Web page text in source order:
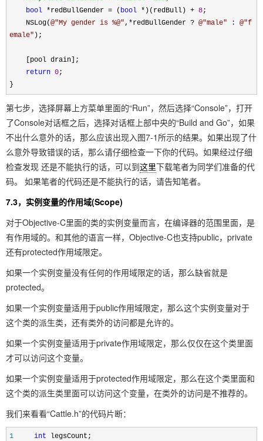
bool *redBullGender = ( bool * )(redBull) + 8;
NSLog(@"My gender is %@", *redBullGender ? @"male" : @"f
emale" );
[pool drain];
return 0;
}
第七步，选择屏幕上方菜单里面的“Run”，然后选择“Console”，打开
了Console对话框之后，选择对话框上部中央的“Build and Go”，如果
不出什么意外的话，那么应该出现入图7-1所示的结果。如果出现了什
么意外导致错误的话，那么请仔细检查一下你的代码。如果经过仔细
检查发现 还是不能执行的话，可以到这里下载笔者为同学们准备的代
码。 如果笔者的代码还是不能执行的话，请告知笔者。
7.3，实例变量的作用域(Scope)
对于Objective-C里面的类的实例变量而言，在编译器的范围里面，是
有作用域的。和其他的语言一样，Objective-C也支持public，private
还有protected作用域限定。
如果一个实例变量没有任何的作用域限定的话，那么缺省就是
protected。
如果一个实例变量适用于public作用域限定，那么这个实例变量对于
这个类的派生类，还有类外的访问都是允许的。
如果一个实例变量适用于private作用域限定，那么仅仅在这个类里面
才可以访问这个变量。
如果一个实例变量适用于protected作用域限定，那么在这个类里面和
这个类的派生类里面可以访问这个变量，在类外的访问是不推荐的。
我们来看看“Cattle.h”的代码片断：
1 int legsCount;